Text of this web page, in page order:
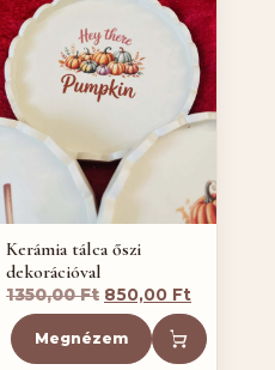
Ft.
Kerámia tálca őszi
dekorációval
1350,00Ft Original
price
was:
1350,00 Ft.
850,00 Ft
price
is:
850,00
Megnézem